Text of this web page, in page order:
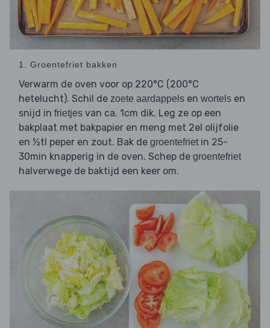
1. Groentefriet bakken
Verwarm de oven voor op 220°C (200°C
hetelucht). Schil de zoete aardappels en wortels en
snijd in frietjes van ca. 1cm dik. Leg ze op een
bakplaat met bakpapier en meng met 2el olijfolie
en ½tl peper en zout. Bak de groentefriet in 25-
30min knapperig in de oven. Schep de groentefriet
halverwege de baktijd een keer om.